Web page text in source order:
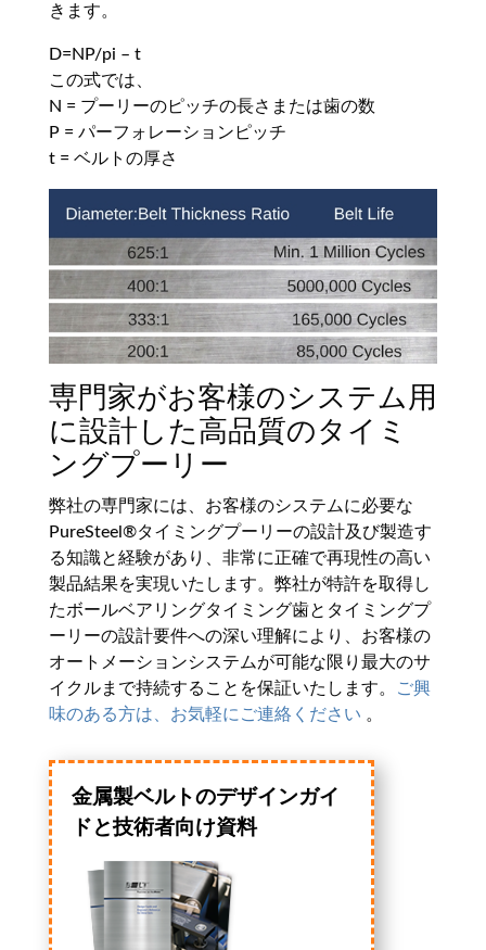
きます。
D=NP/pi – t
この式では、
N = プーリーのピッチの長さまたは歯の数
P = パーフォレーションピッチ
t = ベルトの厚さ
専門家がお客様のシステム用
に設計した高品質のタイミ
ングプーリー
弊社の専門家には、お客様のシステムに必要な
PureSteel®タイミングプーリーの設計及び製造す
る知識と経験があり、非常に正確で再現性の高い
製品結果を実現いたします。弊社が特許を取得し
たボールベアリングタイミング歯とタイミングプ
ーリーの設計要件への深い理解により、お客様の
オートメーションシステムが可能な限り最大のサ
イクルまで持続することを保証いたします。
ご興
味のある方は、お気軽にご連絡ください ​ 。
金属製ベルトのデザインガイ
ドと技術者向け資料